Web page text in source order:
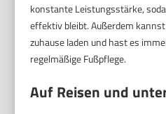
konstante Leistungsstärke,
effektiv bleibt. Außerdem
zuhause laden und hast es
regelmäßige Fußpflege.
Auf Reisen und